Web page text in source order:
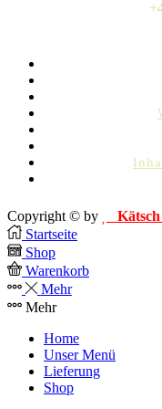
Copyright © by
Startseite
Shop
Warenkorb
Mehr
Mehr
Home
Unser Menü
Lieferung
Shop